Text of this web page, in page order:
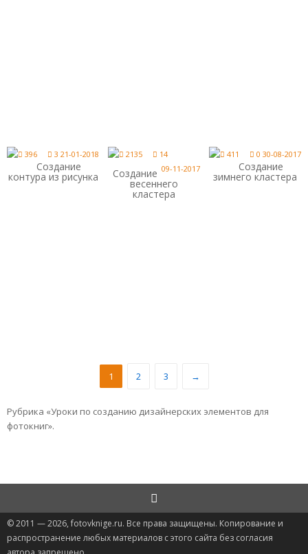
396 3 21-01-2018
Создание
контура из рисунка
2135
14
09-11-2017
Создание
весеннего
кластера
411 0 30-08-2017
Создание
зимнего кластера
1 2 3 →
Рубрика «Уроки по созданию дизайнерских элементов для
фотокниг».
© 2011 — 2026, fotovknige.ru. Все права защищены. Копирование и
распространение любых материалов с этого сайта без согласия